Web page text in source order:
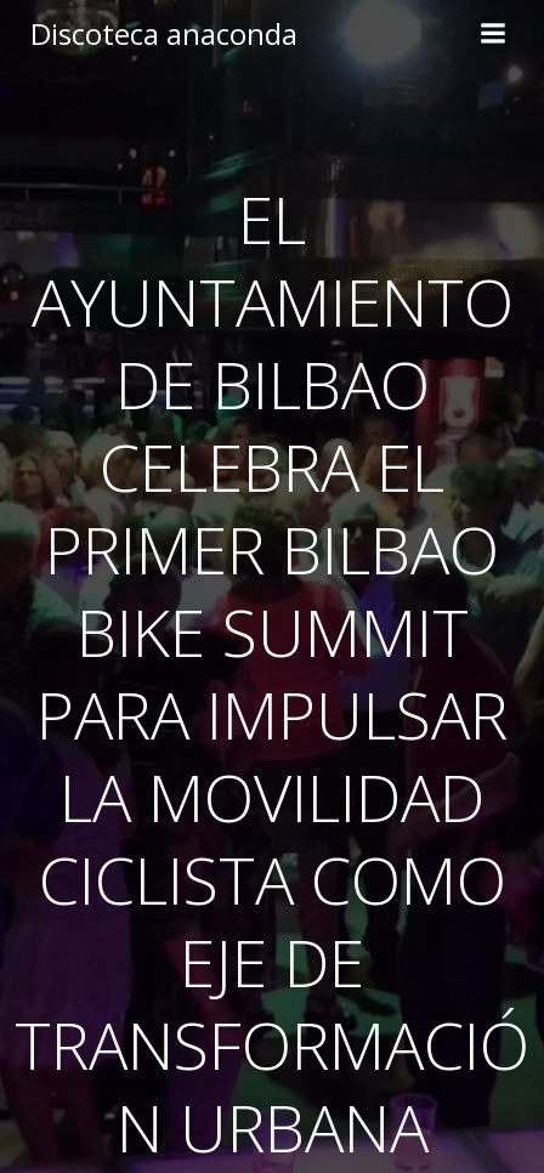
to
Discoteca anaconda
EL
AYUNTAMIENTO
DE BILBAO
CELEBRA EL
PRIMER BILBAO
BIKE SUMMIT
PARA IMPULSAR
LA MOVILIDAD
CICLISTA COMO
EJE DE
TRANSFORMACIÓ
N URBANA